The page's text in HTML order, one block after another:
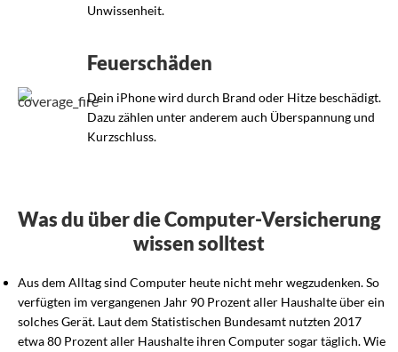
Unwissenheit.
Feuerschäden
Dein iPhone wird durch Brand oder Hitze beschädigt.
Dazu zählen unter anderem auch Überspannung und
Kurzschluss.
Was du über die Computer-Versicherung
wissen solltest
Aus dem Alltag sind Computer heute nicht mehr wegzudenken. So
verfügten im vergangenen Jahr 90 Prozent aller Haushalte über ein
solches Gerät. Laut dem Statistischen Bundesamt nutzten 2017
etwa 80 Prozent aller Haushalte ihren Computer sogar täglich. Wie